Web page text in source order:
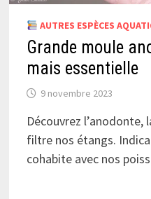
AUTRES ESPÈCES
Grande moule
mais essentielle
9 novembre 2023
Découvrez l’anodonte,
filtre nos étangs.
cohabite avec nos